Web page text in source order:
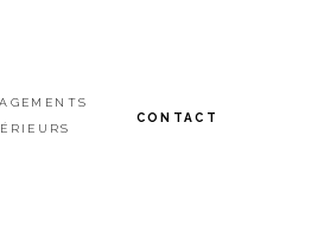
CONTACT